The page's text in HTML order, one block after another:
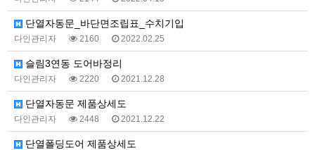
단열자동문_바단면조립표_수치기입
다인관리자 2160 2022.02.25
슬림3연동 도어바정리
다인관리자 2220 2021.12.28
단열자동문 제품상세도
다인관리자 2448 2021.12.22
단열폴딩도어 제품상세도